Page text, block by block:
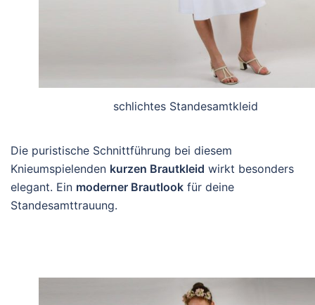
schlichtes Standesamtkleid
Die puristische Schnittführung bei diesem
Knieumspielenden kurzen Brautkleid wirkt besonders
elegant. Ein moderner Brautlook für deine
Standesamttrauung.